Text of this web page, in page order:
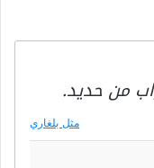
من حديد.
مثل بلغاري